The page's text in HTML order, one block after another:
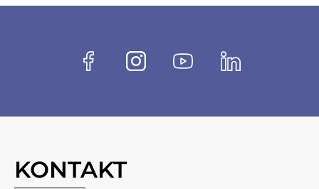
Socials
FacebookInstagramYoutubeLinkedin
KONTAKT